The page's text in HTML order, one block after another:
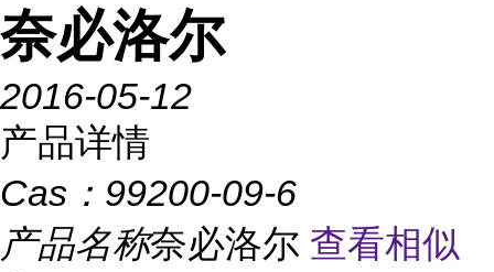
奈必洛尔
2016-05-12
产品详情
Cas： 99200-09-6
产品名称奈必洛尔 查看相似